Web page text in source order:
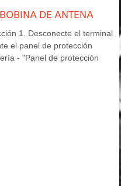
DE ANTENA
1. Desconecte el terminal
el panel de protección
- "Panel de protección